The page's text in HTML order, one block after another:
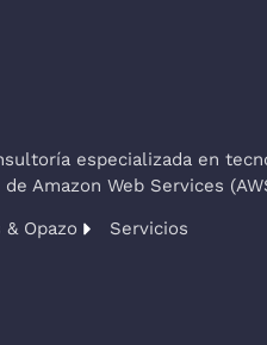
especializada en
Amazon Web Services
Opazo Servicios